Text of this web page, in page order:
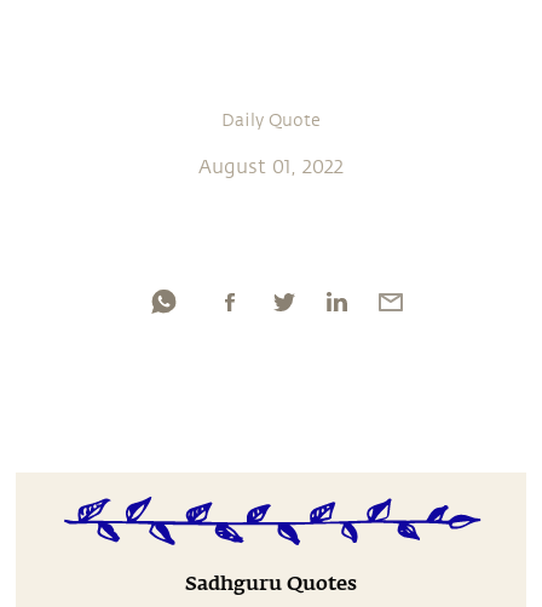
Daily Quote
August 01, 2022
Sadhguru Quotes